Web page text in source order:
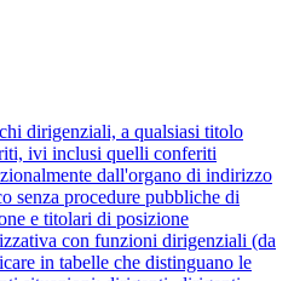
dirigenziali, a qualsiasi titolo
ivi inclusi quelli conferiti
dall'organo di indirizzo
senza procedure pubbliche di
e titolari di posizione
con funzioni dirigenziali (da
in tabelle che distinguano le